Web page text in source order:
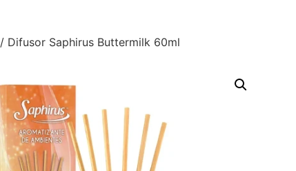
/ Difusor Saphirus Buttermilk 60ml